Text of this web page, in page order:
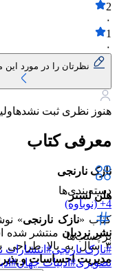
2
۰
1
۰
نظرتان را در مورد
هنوز نظری ثبت نشده
معرفی کتاب
نازک نارنجی
هلن لستر
کتاب «نازک نارنجی»
نشر نردبان
۳ سال به بالا طراحی شده است. موضوع اصلی کتاب
مدیریت احساسات و
دسته‌بندی‌ها
4+ (نوباوه)
برچسب‌ها
#نازک نارنجی# انتشارات
تصویری#ادبیات جهان#